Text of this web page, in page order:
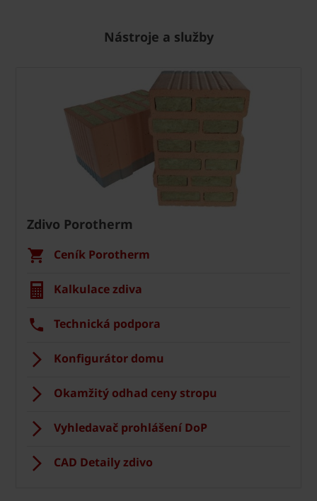
Nástroje a služby
Zdivo Porotherm
Ceník Porotherm
Kalkulace zdiva
Technická podpora
Konfigurátor domu
Okamžitý odhad ceny stropu
Vyhledavač prohlášení DoP
CAD Detaily zdivo